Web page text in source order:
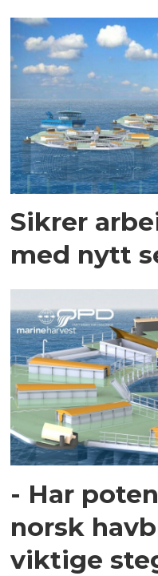
Sikrer
med nytt
- Har
norsk
viktige